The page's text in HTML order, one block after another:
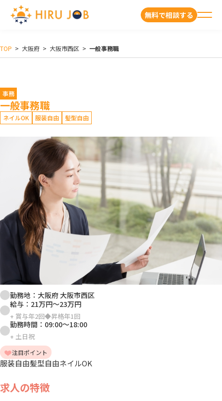
無料で相談する
TOP > 大阪府 > 大阪市西区 > 一般事務職
事務
一般事務職
ネイルOK 服装自由 髪型自由
勤務地： 大阪府 大阪市西区
給与： 21万円～23万円
+ 賞与年2回◆昇格年1回
勤務時間： 09:00～18:00
+ 土日祝
注目ポイント
服装自由髪型自由ネイルOK
求人の特徴